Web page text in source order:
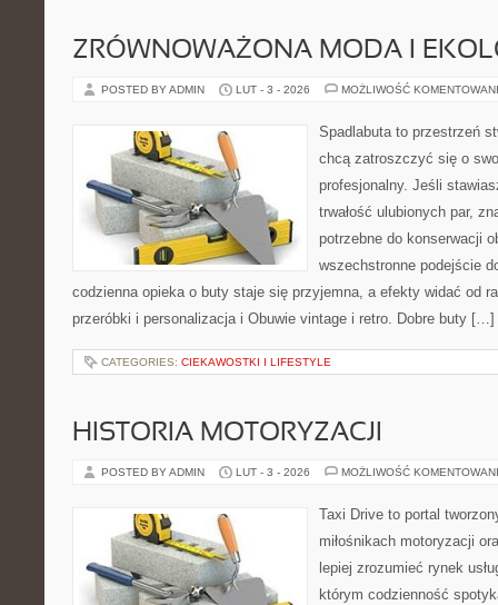
ZRÓWNOWAŻONA MODA I
POSTED BY ADMIN LUT - 3 - 2026 MOŻLIWOŚĆ
Spadlabuta to przestrzeń
chcą zatroszczyć się o
profesjonalny. Jeśli
trwałość ulubionych par,
potrzebne do konserwacji
wszechstronne podejście
codzienna opieka o buty staje się przyjemna, a efekty widać od
przeróbki i personalizacja i Obuwie vintage i retro. Dobre buty […]
CATEGORIES: CIEKAWOSTKI I LIFESTYLE
HISTORIA MOTORYZACJI
POSTED BY ADMIN LUT - 3 - 2026 MOŻLIWOŚĆ
Taxi Drive to portal
miłośnikach motoryzacji
lepiej zrozumieć rynek
którym codzienność